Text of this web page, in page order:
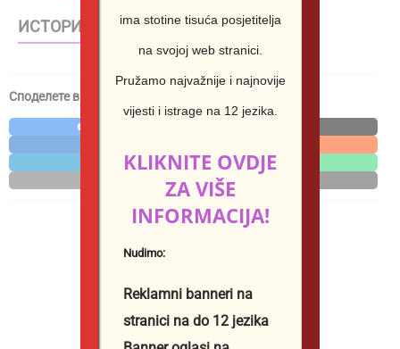
ИСТОРИИ – WEB STORIES
Споделете в социалните мрежи / Share in social media
WhatsApp
ima stotine tisuća posjetitelja
na svojoj web stranici.
Pružamo najvažnije i najnovije
vijesti i istrage na 12 jezika.
KLIKNITE OVDJE
ZA VIŠE
INFORMACIJA!
Nudimo:
Reklamni banneri na
stranici na do 12 jezika